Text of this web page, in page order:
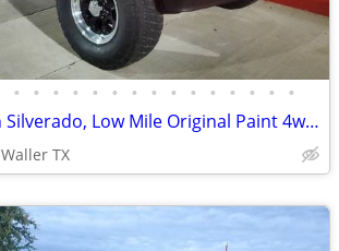
• • • • • • • • • • • • • • •
Chevy Suburban Silverado, Low Mile Original Paint 4wd, Tasteful Mods
Waller TX